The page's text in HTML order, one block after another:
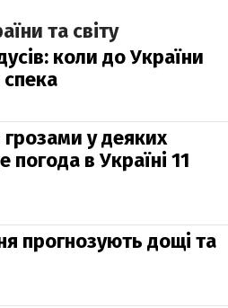
та світу
коли до України
у деяких
погода в Україні 11
прогнозують дощі та